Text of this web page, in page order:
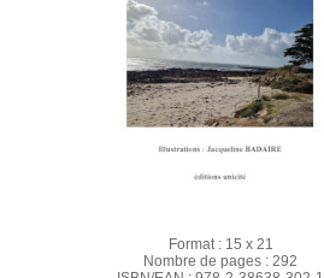
Format : 15 x 21
Nombre de pages : 292